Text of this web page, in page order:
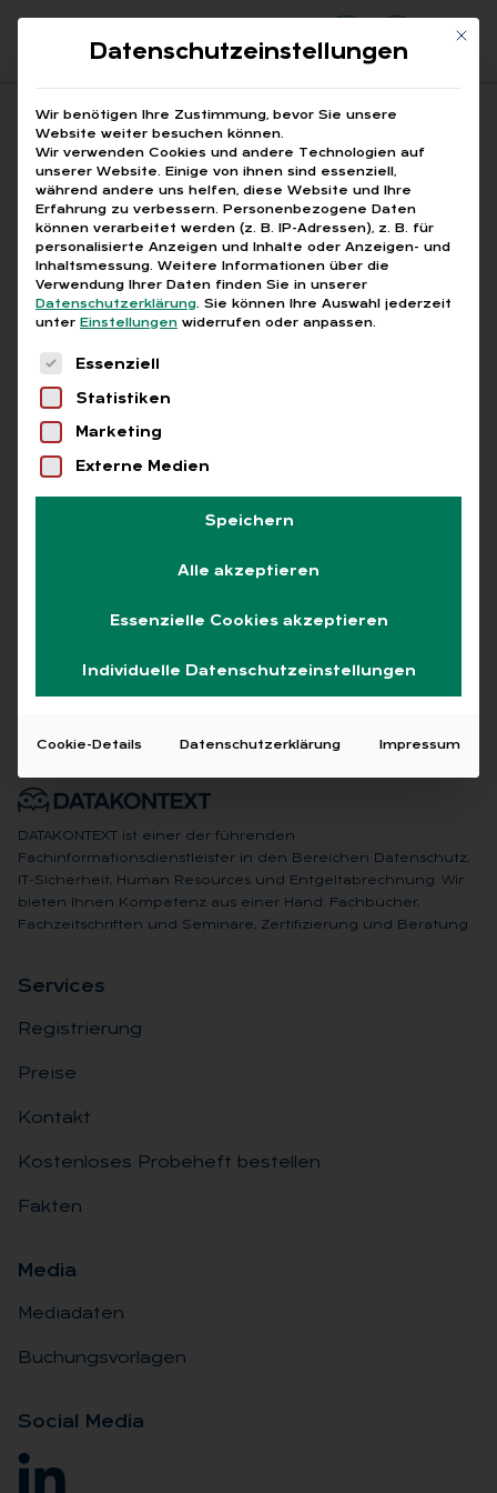
Suchfeld
Suchen
Breadcrumb-Navigation
STARTSEITE BERUFSGEHEIMNIS KI
Alle Bei­trä­ge mit dem
Schlag­wort „Be­rufs­ge­
heim­nis KI“
Alle Free Abo L+G +
Keine Beiträge gefunden
DATAKONTEXT ist einer der führenden
Fachinformationsdienstleister in den Bereichen Datenschutz,
IT-Sicherheit, Human Resources und Entgeltabrechnung. Wir
bieten Ihnen Kompetenz aus einer Hand: Fachbücher,
Fachzeitschriften und Seminare, Zertifizierung und Beratung.
Ser­vices
Registrierung
Preise
Kontakt
Kostenloses Probeheft bestellen
Fakten
Me­dia
Mediadaten
Buchungsvorlagen
So­ci­al Me­dia
Mit
Datenschutzeinstellungen
Wir benötigen Ihre Zustimmung, bevor Sie unsere
Website weiter besuchen können.
Wir verwenden Cookies und andere Technologien auf
unserer Website. Einige von ihnen sind essenziell,
während andere uns helfen, diese Website und Ihre
Erfahrung zu verbessern. Personenbezogene Daten
können verarbeitet werden (z. B. IP-Adressen), z. B. für
personalisierte Anzeigen und Inhalte oder Anzeigen- und
Inhaltsmessung. Weitere Informationen über die
Verwendung Ihrer Daten finden Sie in unserer
Datenschutzerklärung. Sie können Ihre Auswahl jederzeit
unter Einstellungen widerrufen oder anpassen.
Es folgt eine Liste der Service-Gruppen, für
Essenziell
Statistiken
Marketing
Externe Medien
Speichern
Alle akzeptieren
Essenzielle Cookies akzeptieren
Individuelle Datenschutzeinstellungen
Cookie-Details Datenschutzerklärung Impressum